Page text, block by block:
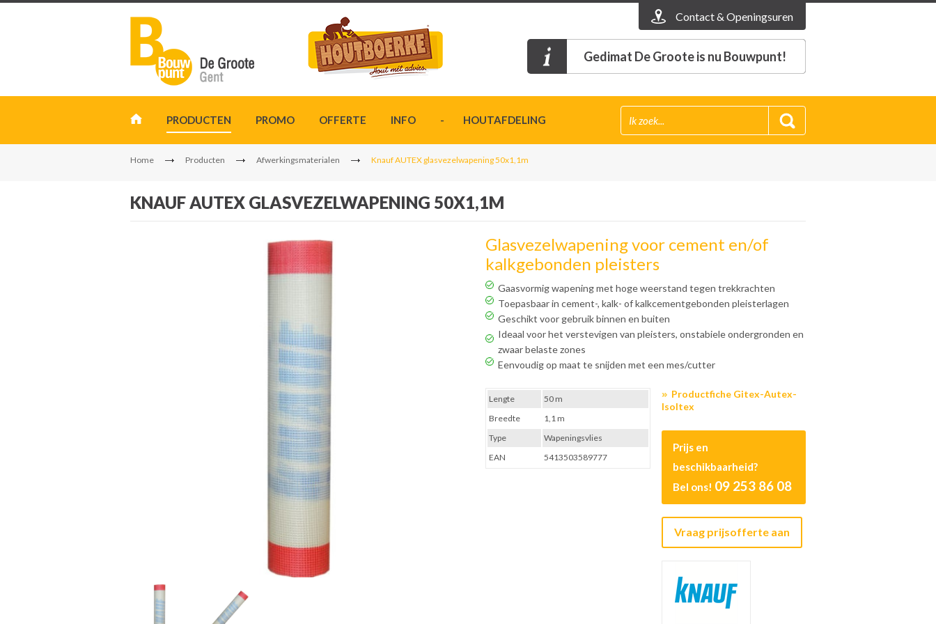
Contact & Openingsuren
Gedimat De Groote is nu Bouwpunt!
PRODUCTEN PROMO OFFERTE INFO - HOUTAFDELING
Home Producten Afwerkingsmaterialen Knauf AUTEX glasvezelwapening 50x1,1m
KNAUF AUTEX GLASVEZELWAPENING 50X1,1M
Glasvezelwapening voor cement en/of
kalkgebonden pleisters
Gaasvormig wapening met hoge weerstand tegen trekkrachten
Toepasbaar in cement-, kalk- of kalkcementgebonden pleisterlagen
Geschikt voor gebruik binnen en buiten
Ideaal voor het verstevigen van pleisters, onstabiele ondergronden en
zwaar belaste zones
Eenvoudig op maat te snijden met een mes/cutter
Productfiche Gitex-Autex-
Isoltex
Prijs en
beschikbaarheid?
Bel ons! 09 253 86 08
Vraag prijsofferte aan
Lengte
50 m
Breedte
1,1 m
Type
Wapeningsvlies
EAN
5413503589777